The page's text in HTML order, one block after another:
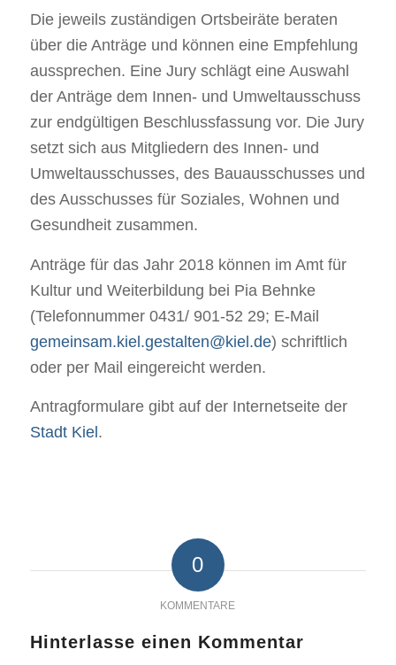
Die jeweils zuständigen Ortsbeiräte beraten
über die Anträge und können eine Empfehlung
aussprechen. Eine Jury schlägt eine Auswahl
der Anträge dem Innen- und Umweltausschuss
zur endgültigen Beschlussfassung vor. Die Jury
setzt sich aus Mitgliedern des Innen- und
Umweltausschusses, des Bauausschusses und
des Ausschusses für Soziales, Wohnen und
Gesundheit zusammen.
Anträge für das Jahr 2018 können im Amt für
Kultur und Weiterbildung bei Pia Behnke
(Telefonnummer 0431/ 901-52 29; E-Mail
gemeinsam.kiel.gestalten@kiel.de) schriftlich
oder per Mail eingereicht werden.
Antragformulare gibt auf der Internetseite der
Stadt Kiel.
0
KOMMENTARE
Hinterlasse einen Kommentar